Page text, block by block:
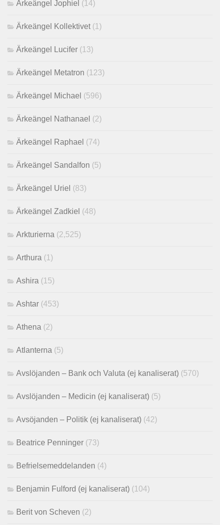
Ärkeängel Jophiel (14)
Ärkeängel Kollektivet (1)
Ärkeängel Lucifer (13)
Ärkeängel Metatron (123)
Ärkeängel Michael (596)
Ärkeängel Nathanael (2)
Ärkeängel Raphael (74)
Ärkeängel Sandalfon (5)
Ärkeängel Uriel (83)
Ärkeängel Zadkiel (48)
Arkturierna (2,525)
Arthura (1)
Ashira (15)
Ashtar (453)
Athena (2)
Atlanterna (5)
Avslöjanden – Bank och Valuta (ej kanaliserat) (570)
Avslöjanden – Medicin (ej kanaliserat) (5)
Avsöjanden – Politik (ej kanaliserat) (42)
Beatrice Penninger (73)
Befrielsemeddelanden (4)
Benjamin Fulford (ej kanaliserat) (104)
Berit von Scheven (2)